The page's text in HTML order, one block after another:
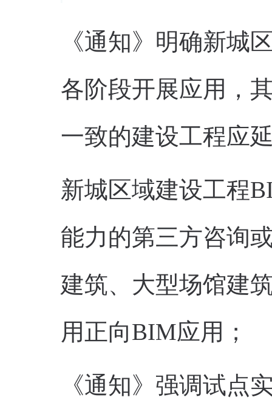
《通知》明确新城
各阶段开展应用，
一致的建设工程应
新城区域建设工程
能力的第三方咨询
建筑、大型场馆建
用正向BIM应用；
《通知》强调试点